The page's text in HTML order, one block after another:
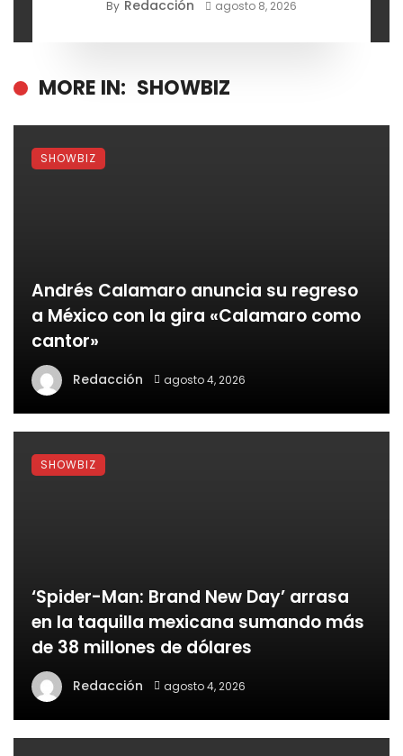
By Redacción agosto 8, 2026
MORE IN: SHOWBIZ
Andrés Calamaro anuncia su regreso
a México con la gira «Calamaro como
cantor»
Redacción agosto 4, 2026
SHOWBIZ
‘Spider-Man: Brand New Day’ arrasa
en la taquilla mexicana sumando más
de 38 millones de dólares
Redacción agosto 4, 2026
SHOWBIZ